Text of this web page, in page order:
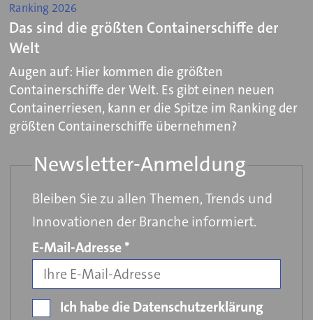
Ranking 2026
Das sind die größten Containerschiffe der
Welt
Augen auf: Hier kommen die größten
Containerschiffe der Welt. Es gibt einen neuen
Containerriesen, kann er die Spitze im Ranking der
größten Containerschiffe übernehmen?
Newsletter-Anmeldung
Bleiben Sie zu allen Themen, Trends und
Innovationen der Branche informiert.
Pflichtfeld
E-Mail-Adresse*
Ich habe die Datenschutzerklärung